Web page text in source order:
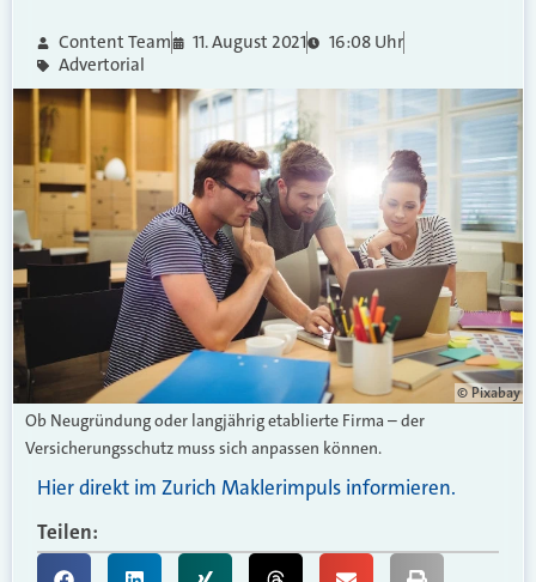
Content Team 11. August 2021
16:08 Uhr
Advertorial
© Pixabay
Ob Neugründung oder langjährig etablierte Firma – der
Versicherungsschutz muss sich anpassen können.
Hier direkt im Zurich Maklerimpuls informieren.
Teilen: